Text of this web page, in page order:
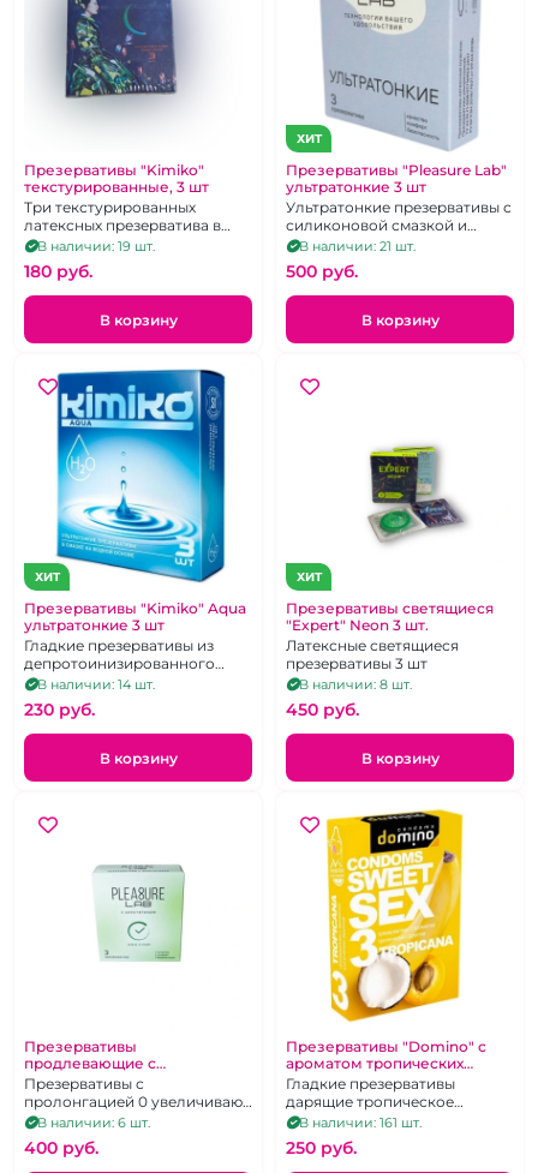
Презервативы "Kimiko"
текстурированные, 3 шт
Три текстурированных
латексных презерватива в
силиконовой смазке с
накопителем
В наличии: 19 шт.
180 pуб.
В корзину
ХИТ
Презервативы "Pleasure Lab"
ультратонкие 3 шт
Ультратонкие презервативы с
силиконовой смазкой и
накопителем
В наличии: 21 шт.
500 pуб.
В корзину
ХИТ
Презервативы "Kimiko" Aqua
ультратонкие 3 шт
Гладкие презервативы из
депротоинизированного
латекса,
В наличии: 14 шт.
230 pуб.
В корзину
ХИТ
Презервативы светящиеся
"Expert" Neon 3 шт.
Латексные светящиеся
презервативы 3 шт
В наличии: 8 шт.
450 pуб.
В корзину
Презервативы
продлевающие с
анастетиком "Pleasure Lab" 3
шт
Презервативы с
пролонгацией 0 увеличивают
время секса
В наличии: 6 шт.
400 pуб.
Презервативы "Domino" с
ароматом тропических
фруктов 3 шт
Гладкие презервативы
дарящие тропическое
удовольствие!
В наличии: 161 шт.
250 pуб.